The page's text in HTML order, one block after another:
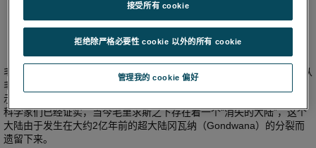
毛里求斯岛起源于年轻的火山，最古老的岩石被认为约有9 Ma年。对从
毛里求斯火山岩中提取的锆石颗粒的SIMS U-Th-Pb年龄测定结果显
示，这些锆石大约有3 Ga年左右，太古老了，根本不属于毛里求斯岛。
科学家们已经证实，当今毛里求斯之下存在着一个“消失的大陆”，这个
大陆由于发生在大约2亿年前的超大陆冈瓦纳（Gondwana）的分裂而
遗留下来。
管理我的 cookie 偏好
拒绝除严格必要性 cookie 以外的所有 cookie
接受所有 cookie